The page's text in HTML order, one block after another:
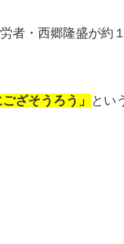
者・西郷隆盛が約
ざそうろう」 とい